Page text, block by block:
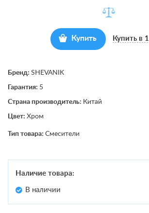
Купить Купить в
Бренд: SHEVANIK
Гарантия: 5
Страна производитель: Китай
Цвет: Хром
Тип товара: Смесители
Наличие товара:
В наличии